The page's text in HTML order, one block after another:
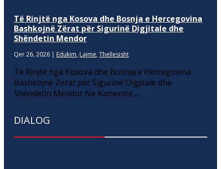
Të Rinjtë nga Kosova dhe Bosnja e Hercegovina
Bashkojnë Zërat për Sigurinë Digjitale dhe
Shëndetin Mendor
Qer 26, 2026 | Edukim, Lajme, Thellesisht
Të Rinjtë nga Kosova dhe Bosnja e Hercegovina
Bashkojnë Zërat për Sigurinë Digjitale dhe
Shëndetin Mendor Në Kamenicë,...
DIALOG